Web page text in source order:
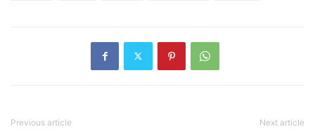
Previous article Next article